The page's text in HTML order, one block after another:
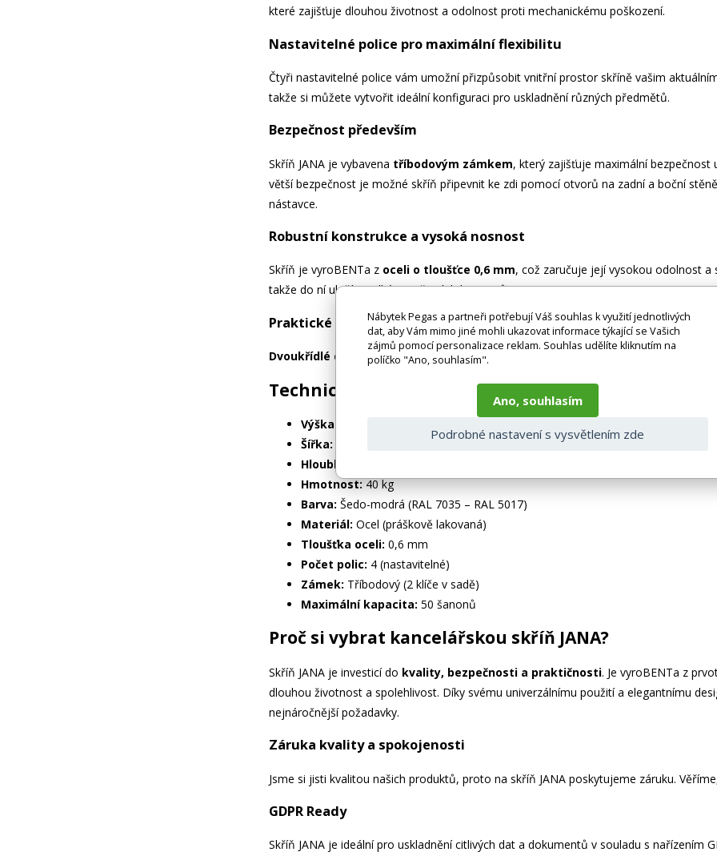
které zajišťuje dlouhou životnost a odolnost proti mechanickému poškození.
Nastavitelné police pro maximální flexibilitu
Čtyři nastavitelné police vám umožní přizpůsobit vnitřní prostor skříně vašim
takže si můžete vytvořit ideální konfiguraci pro uskladnění různých předmětů.
Bezpečnost především
Skříň JANA je vybavena tříbodovým zámkem, který zajišťuje maximální bezpečnost
větší bezpečnost je možné skříň připevnit ke zdi pomocí otvorů na zadní a boční
nástavce.
Robustní konstrukce a vysoká nosnost
Skříň je vyroBENTa z oceli o tloušťce 0,6 mm, což zaručuje její vysokou odolnost a
takže do ní uložíte velké množství dokumentů.
Praktické dvoukřídlé dveře
Dvoukřídlé dveře usnadňují přístup k uloženým věcem a umožňují pohodlné
Technické specifikace
Výška:
Šířka:
Hloubka:
Hmotnost:40 kg
Barva: Šedo-modrá (RAL 7035 – RAL 5017)
Materiál: Ocel (práškově lakovaná)
Tloušťka oceli: 0,6 mm
Počet polic: 4 (nastavitelné)
Zámek: Tříbodový (2 klíče v sadě)
Maximální kapacita: 50 šanonů
Proč si vybrat kancelářskou skříň JANA?
Skříň JANA je investicí do kvality, bezpečnosti a praktičnosti. Je vyroBENTa z
dlouhou životnost a spolehlivost. Díky svému univerzálnímu použití a elegantnímu
nejnáročnější požadavky.
Záruka kvality a spokojenosti
Jsme si jisti kvalitou našich produktů, proto na skříň JANA poskytujeme záruku.
GDPR Ready
Skříň JANA je ideální pro uskladnění citlivých dat a dokumentů v souladu s nařízením
Nábytek Pegas a partneři potřebují Váš souhlas k využití jednotlivých
dat, aby Vám mimo jiné mohli ukazovat informace týkající se Vašich
zájmů pomocí personalizace reklam. Souhlas udělíte kliknutím na
políčko "Ano, souhlasím".
Ano, souhlasím
Podrobné nastavení s vysvětlením zde